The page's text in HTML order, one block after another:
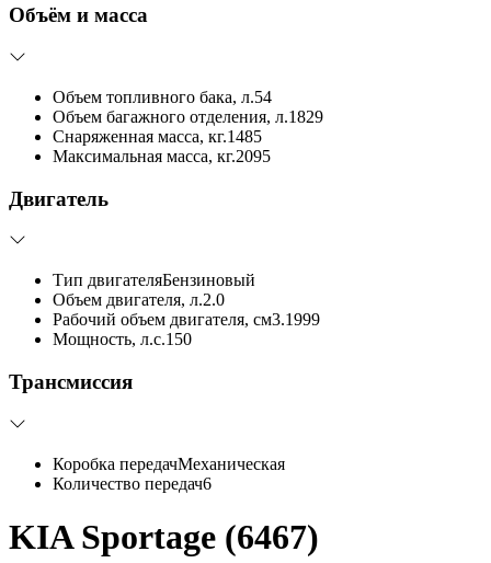
Объём и масса
Объем топливного бака, л.54
Объем багажного отделения, л.1829
Снаряженная масса, кг.1485
Максимальная масса, кг.2095
Двигатель
Тип двигателяБензиновый
Объем двигателя, л.2.0
Рабочий объем двигателя, см3.1999
Мощность, л.с.150
Трансмиссия
Коробка передачМеханическая
Количество передач6
KIA Sportage (6467)